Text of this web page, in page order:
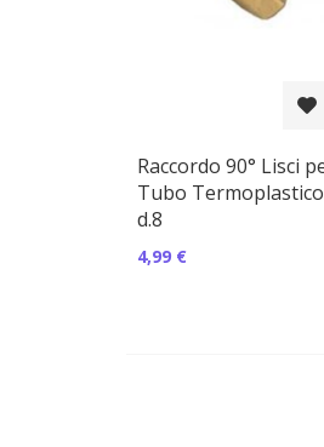
Raccordo 90° Lisci
Tubo Termoplastico
d.8
4,99 €